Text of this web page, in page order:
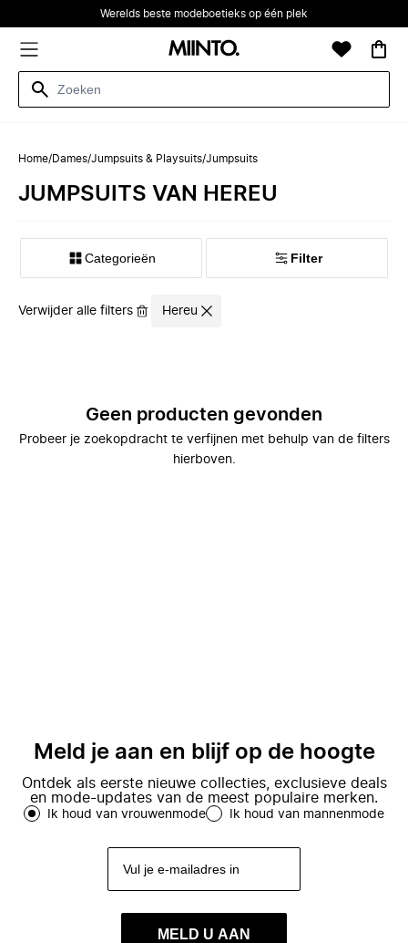
Werelds beste modeboetieks op één plek
Home/Dames/Jumpsuits & Playsuits/Jumpsuits
JUMPSUITS VAN HEREU
Categorieën Filter
Verwijder alle filters Hereu
Geen producten gevonden
Probeer je zoekopdracht te verfijnen met behulp van de filters
hierboven.
Meld je aan en blijf op de hoogte
Ontdek als eerste nieuwe collecties, exclusieve deals
en mode-updates van de meest populaire merken.
Ik houd van vrouwenmode Ik houd van mannenmode
MELD U AAN